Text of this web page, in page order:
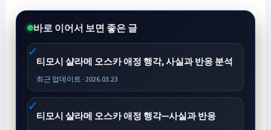
바로 이어서 보면 좋은 글
티모시 샬라메 오스카 애정 행각, 사실과 반응 분석
최근 업데이트 · 2026.03.23
티모시 샬라메 오스카 애정 행각—사실과 반응